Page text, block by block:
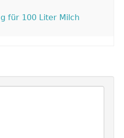
für 100 Liter Milch